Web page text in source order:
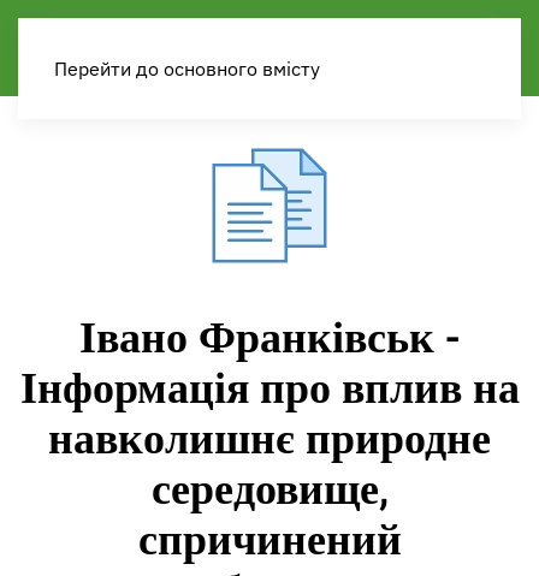
Перейти до основного вмісту
Івано Франківськ -
Інформація про вплив на
навколишнє природне
середовище,
спричинений